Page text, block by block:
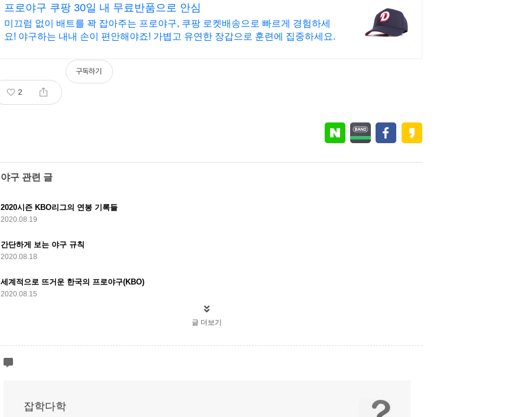
프로야구 쿠팡 30일 내 무료반품으로 안심
미끄럼 없이 배트를 꽉 잡아주는 프로야구, 쿠팡 로켓배송으로 빠르게 경험하세
요! 야구하는 내내 손이 편안해야죠! 가볍고 유연한 장갑으로 훈련에 집중하세요.
2
구독하기
야구 관련 글
2020시즌 KBO리그의 연봉 기록들
2020.08.19
간단하게 보는 야구 규칙
2020.08.18
세계적으로 뜨거운 한국의 프로야구(KBO)
2020.08.15
글 더보기
잡학다학